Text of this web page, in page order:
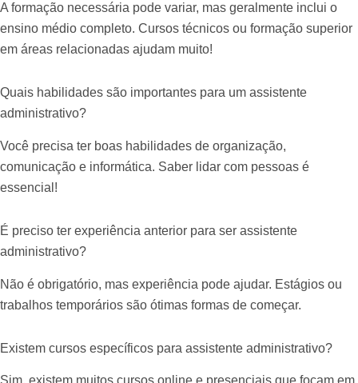
A formação necessária pode variar, mas geralmente inclui o
ensino médio completo. Cursos técnicos ou formação superior
em áreas relacionadas ajudam muito!
Quais habilidades são importantes para um assistente
administrativo?
Você precisa ter boas habilidades de organização,
comunicação e informática. Saber lidar com pessoas é
essencial!
É preciso ter experiência anterior para ser assistente
administrativo?
Não é obrigatório, mas experiência pode ajudar. Estágios ou
trabalhos temporários são ótimas formas de começar.
Existem cursos específicos para assistente administrativo?